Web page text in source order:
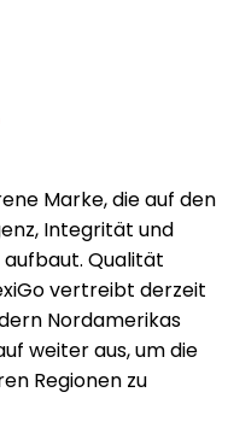
Marke, die auf den
Integrität und
Qualität
vertreibt derzeit
Nordamerikas
weiter aus, um die
Regionen zu